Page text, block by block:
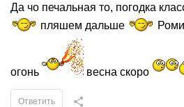
Да чо печальная то, погодка
пляшем дальше
огонь весна скоро
Ответить